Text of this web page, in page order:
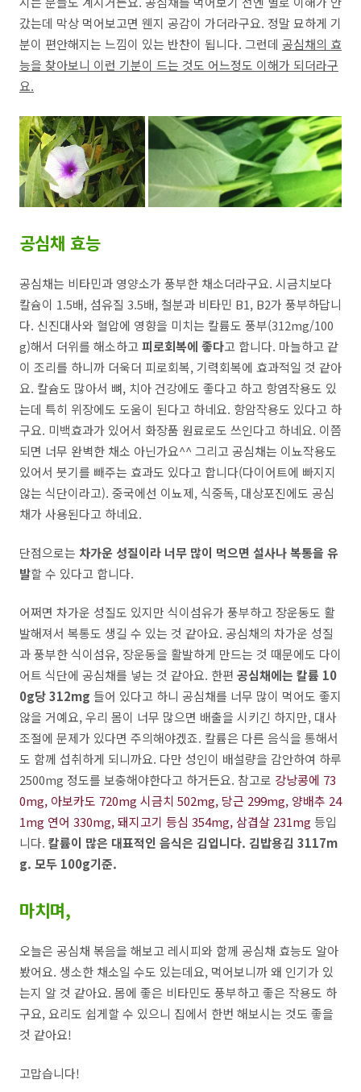
갔는데 막상 먹어보고면 웬지 공감이 가더라구요. 정말 묘하게 기
분이 편안해지는 느낌이 있는 반찬이 됩니다. 그런데 공심채의 효
능을 찾아보니 이런 기분이 드는 것도 어느정도 이해가 되더라구
요.
공심채 효능
공심채는 비타민과 영양소가 풍부한 채소더라구요. 시금치보다
칼슘이 1.5배, 섬유질 3.5배, 철분과 비타민 B1, B2가 풍부하답니
다. 신진대사와 혈압에 영향을 미치는 칼륨도 풍부(312mg/100
g)해서 더위를 해소하고피로회복에 좋다고 합니다. 마늘하고 같
이 조리를 하니까 더욱더 피로회복, 기력회복에 효과적일 것 같아
요. 칼슘도 많아서 뼈, 치아 건강에도 좋다고 하고 항염작용도 있
는데 특히 위장에도 도움이 된다고 하네요. 항암작용도 있다고 하
구요. 미백효과가 있어서 화장품 원료로도 쓰인다고 하네요. 이쯤
되면 너무 완벽한 채소 아닌가요^^ 그리고 공심채는 이뇨작용도
있어서 붓기를 빼주는 효과도 있다고 합니다(다이어트에 빠지지
않는 식단이라고). 중국에선 이뇨제, 식중독, 대상포진에도 공심
채가 사용된다고 하네요.
단점으로는 차가운 성질이라 너무 많이 먹으면 설사나 복통을 유
발할 수 있다고 합니다.
어쩌면 차가운 성질도 있지만 식이섬유가 풍부하고 장운동도 활
발해져서 복통도 생길 수 있는 것 같아요. 공심채의 차가운 성질
과 풍부한 식이섬유, 장운동을 활발하게 만드는 것 때문에도 다이
어트 식단에 공심채를 넣는 것 같아요. 한편 공심채에는 칼륨 10
0g당 312mg 들어 있다고 하니 공심채를 너무 많이 먹어도 좋지
않을 거예요, 우리 몸이 너무 많으면 배출을 시키긴 하지만, 대사
조절에 문제가 있다면 주의해야겠죠. 칼륨은 다른 음식을 통해서
도 함께 섭취하게 되니까요. 다만 성인이 배설량을 감안하여 하루
2500mg 정도를 보충해야한다고 하거든요. 참고로 강낭콩에 73
0mg, 아보카도 720mg 시금치 502mg, 당근 299mg, 양배추 24
1mg 연어 330mg, 돼지고기 등심 354mg, 삼겹살 231mg 등입
니다. 칼륨이 많은 대표적인 음식은 김입니다. 김밥용김 3117m
g. 모두 100g기준.
마치며,
오늘은 공심채 볶음을 해보고 레시피와 함께 공심채 효능도 알아
봤어요. 생소한 채소일 수도 있는데요, 먹어보니까 왜 인기가 있
는지 알 것 같아요. 몸에 좋은 비타민도 풍부하고 좋은 작용도 하
구요, 요리도 쉽게할 수 있으니 집에서 한번 해보시는 것도 좋을
것 같아요!
고맙습니다!